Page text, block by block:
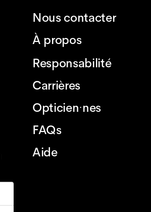
Nous contacter
À propos
Responsabilité
Carrières
Opticien·nes
FAQs
Aide